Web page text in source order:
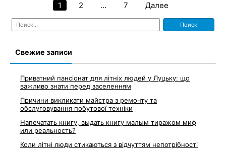
Навигация
по
1 2 … 7 Далее
Найти:
Свежие записи
Приватний пансіонат для літніх людей у Луцьку: що
важливо знати перед заселенням
Причини викликати майстра з ремонту та
обслуговування побутової техніки
Напечатать книгу, выдать книгу малым тиражом миф
или реальность?
Коли літні люди стикаються з відчуттям непотрібності